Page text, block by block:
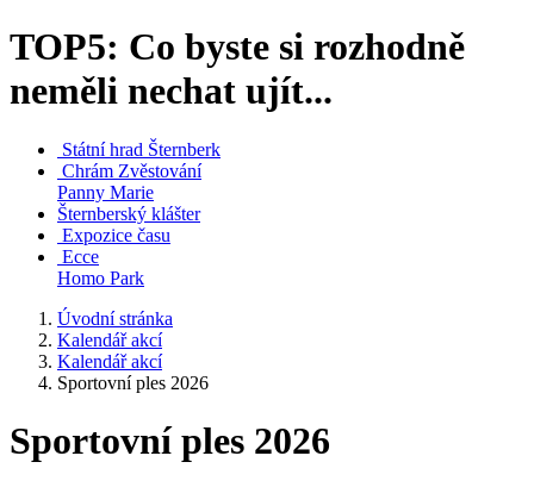
TOP5: Co byste si rozhodně
neměli nechat ujít...
Státní hrad Šternberk
Chrám Zvěstování
Panny Marie
Šternberský klášter
Expozice času
Ecce
Homo Park
Úvodní stránka
Kalendář akcí
Kalendář akcí
Sportovní ples 2026
Sportovní ples 2026